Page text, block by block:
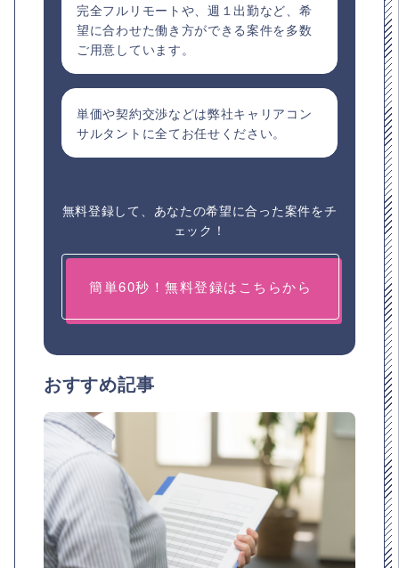
完全フルリモートや、週１出勤など、希
望に合わせた働き方ができる案件を多数
ご用意しています。
単価や契約交渉などは弊社キャリアコン
サルタントに全てお任せください。
無料登録して、あなたの希望に合った案件をチ
ェック！
簡単60秒！無料登録はこちらから
おすすめ記事